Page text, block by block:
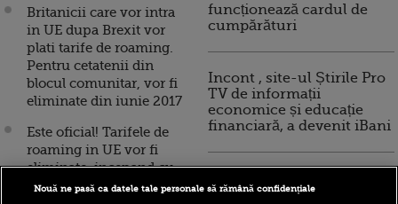
Britanicii care vor intra
in UE dupa Brexit vor
plati tarife de roaming.
Pentru cetatenii din
blocul comunitar, vor fi
eliminate din iunie 2017
Este oficial! Tarifele de
roaming in UE vor fi
eliminate, incepand cu
15 iunie 2017
funcționează cardul de
cumpărături
Incont , site-ul Știrile Pro
TV de informații
economice și educație
financiară, a devenit iBani
financiare inteligente
Nouă ne pasă ca datele tale personale să rămână confidențiale